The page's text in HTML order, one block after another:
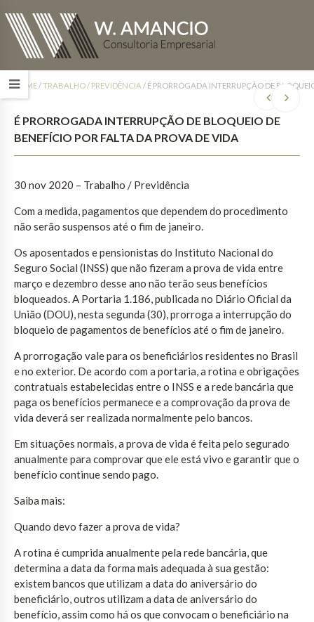
HOME/TRABALHO / PREVIDÊNCIA / É PRORROGADA INTERRUPÇÃO DE
É PRORROGADA INTERRUPÇÃO DE BLOQUEIO DE
BENEFÍCIO POR FALTA DA PROVA DE VIDA
30 nov 2020 – Trabalho / Previdência
Com a medida, pagamentos que dependem do procedimento
não serão suspensos até o fim de janeiro.
Os aposentados e pensionistas do Instituto Nacional do
Seguro Social (INSS) que não fizeram a prova de vida entre
março e dezembro desse ano não terão seus benefícios
bloqueados. A Portaria 1.186, publicada no Diário Oficial da
União (DOU), nesta segunda (30), prorroga a interrupção do
bloqueio de pagamentos de benefícios até o fim de janeiro.
A prorrogação vale para os beneficiários residentes no Brasil
e no exterior. De acordo com a portaria, a rotina e obrigações
contratuais estabelecidas entre o INSS e a rede bancária que
paga os benefícios permanece e a comprovação da prova de
vida deverá ser realizada normalmente pelo bancos.
Em situações normais, a prova de vida é feita pelo segurado
anualmente para comprovar que ele está vivo e garantir que o
benefício continue sendo pago.
Saiba mais:
Quando devo fazer a prova de vida?
A rotina é cumprida anualmente pela rede bancária, que
determina a data da forma mais adequada à sua gestão:
existem bancos que utilizam a data do aniversário do
beneficiário, outros utilizam a data de aniversário do
benefício, assim como há os que convocam o beneficiário na